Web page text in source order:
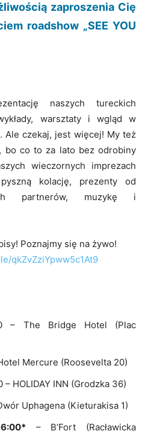
zaproszenia Cię
roadshow „SEE YOU
naszych tureckich
warsztaty i wgląd w
Ale czekaj, jest więcej! My też
bo co to za lato bez odrobiny
wieczornych imprezach
kolację, prezenty od
partnerów, muzykę i
Poznajmy się na żywo!
qkZvZziYpww5c1At9
– The Bridge Hotel (Plac
Mercure (Roosevelta 20)
HOLIDAY INN (Grodzka 36)
Uphagena (Kieturakisa 1)
– B’Fort (Racławicka